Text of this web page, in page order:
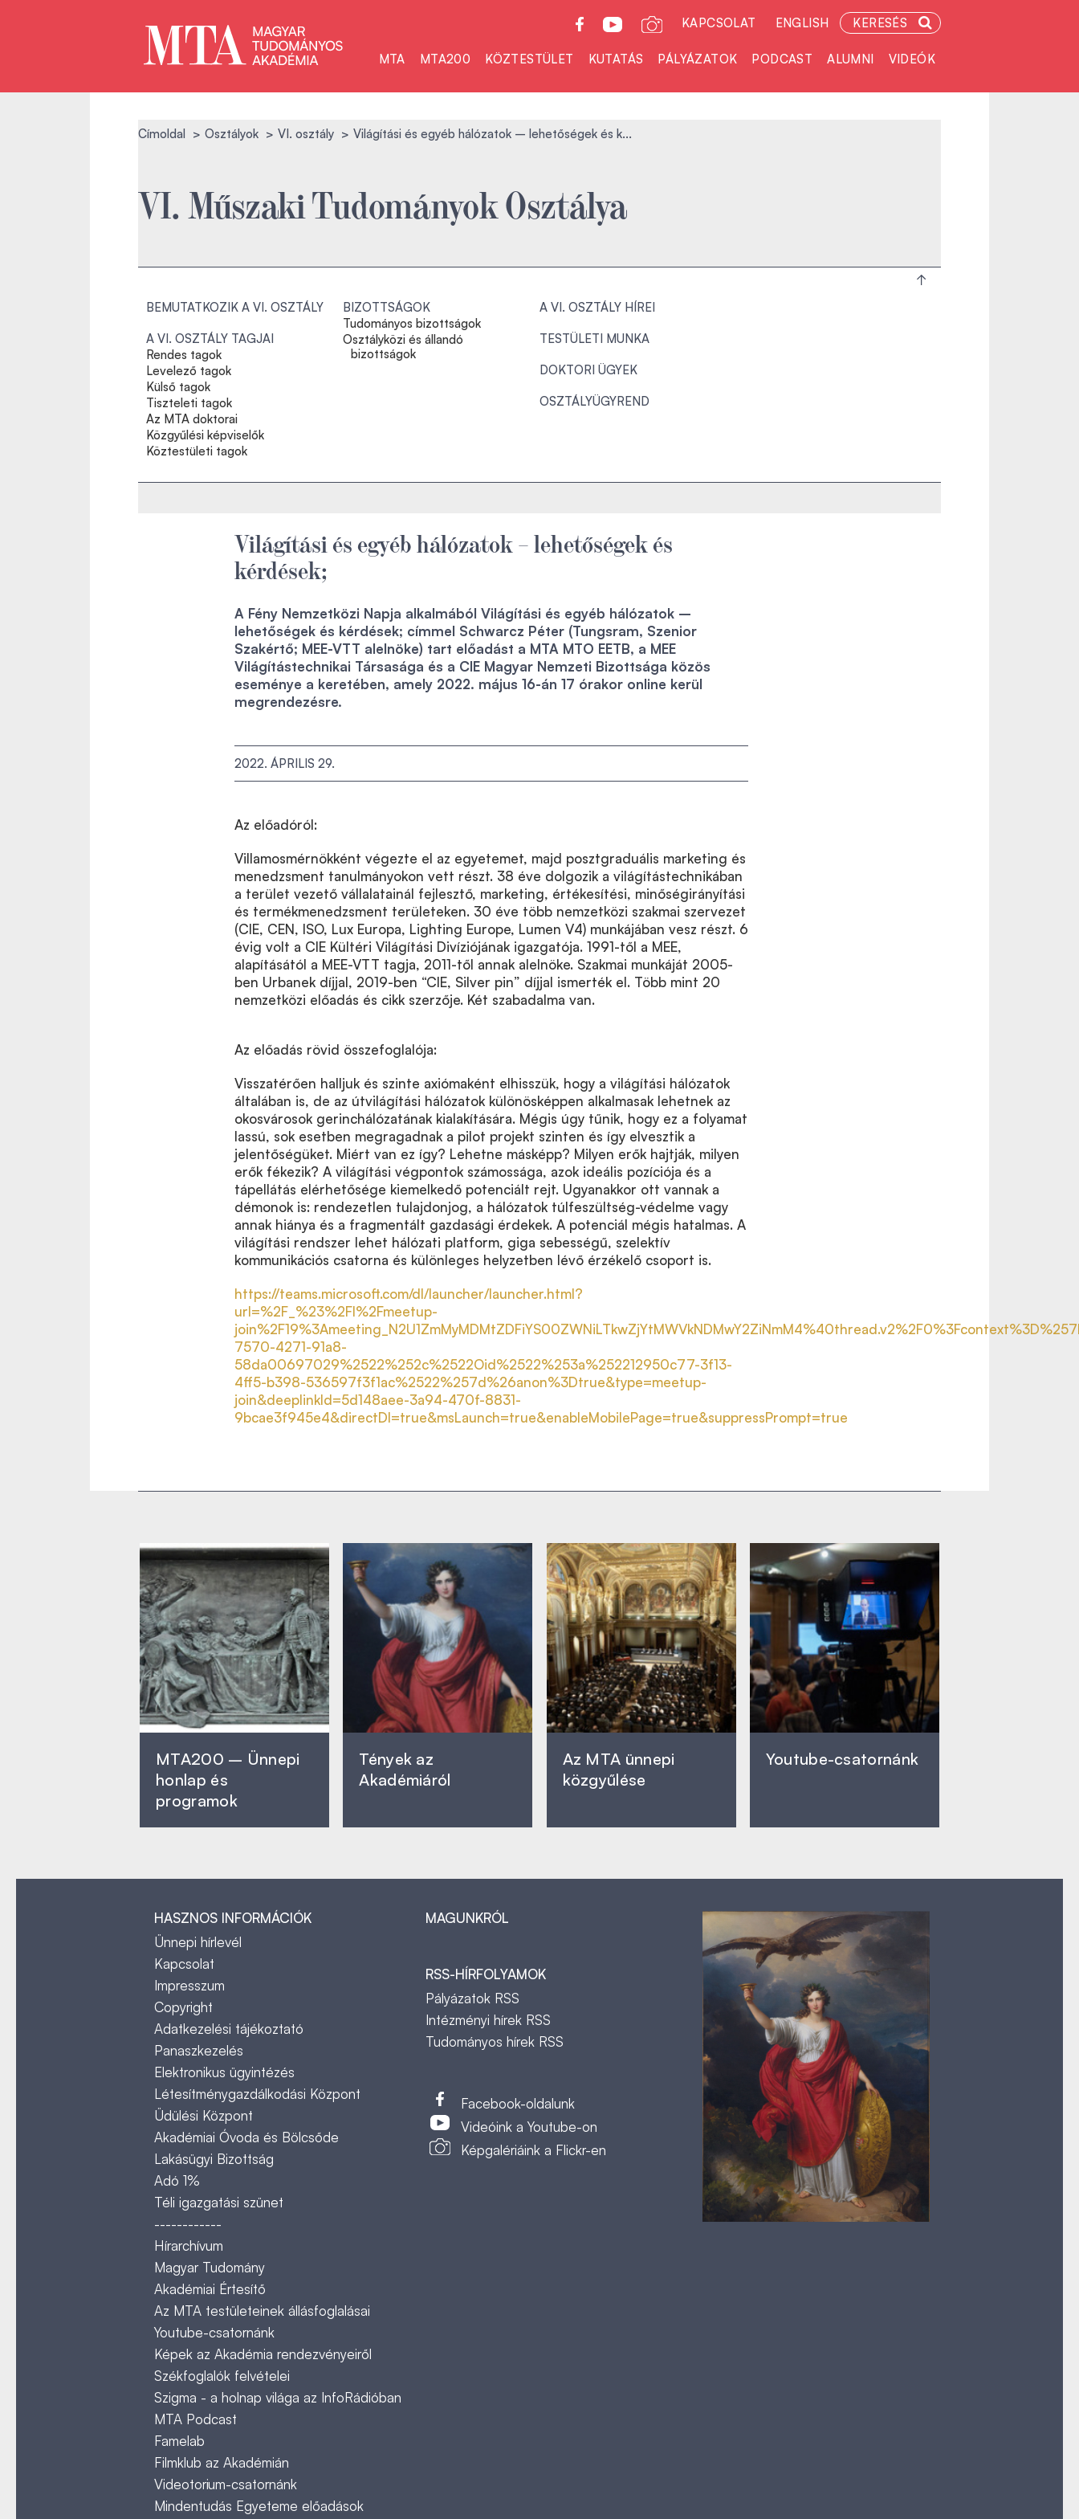
KAPCSOLAT ENGLISH KERESÉS
MTA MTA200 KÖZTESTÜLET KUTATÁS PÁLYÁZATOK PODCAST ALUMNI VIDEÓK
Címoldal Osztályok VI. osztály Világítási és egyéb hálózatok – lehetőségek és k...
VI. Műszaki Tudományok Osztálya
BEMUTATKOZIK A VI. OSZTÁLY
A VI. OSZTÁLY TAGJAI
Rendes tagok
Levelező tagok
Külső tagok
Tiszteleti tagok
Az MTA doktorai
Közgyűlési képviselők
Köztestületi tagok
BIZOTTSÁGOK
Tudományos bizottságok
Osztályközi és állandó
bizottságok
A VI. OSZTÁLY HÍREI
TESTÜLETI MUNKA
DOKTORI ÜGYEK
OSZTÁLYÜGYREND
Világítási és egyéb hálózatok – lehetőségek és
kérdések;
A Fény Nemzetközi Napja alkalmából Világítási és egyéb hálózatok –
lehetőségek és kérdések; címmel Schwarcz Péter (Tungsram, Szenior
Szakértő; MEE-VTT alelnöke) tart előadást a MTA MTO EETB, a MEE
Világítástechnikai Társasága és a CIE Magyar Nemzeti Bizottsága közös
eseménye a keretében, amely 2022. május 16-án 17 órakor online kerül
megrendezésre.
2022. ÁPRILIS 29.
Az előadóról:
Villamosmérnökként végezte el az egyetemet, majd posztgraduális marketing és
menedzsment tanulmányokon vett részt. 38 éve dolgozik a világítástechnikában
a terület vezető vállalatainál fejlesztő, marketing, értékesítési, minőségirányítási
és termékmenedzsment területeken. 30 éve több nemzetközi szakmai szervezet
(CIE, CEN, ISO, Lux Europa, Lighting Europe, Lumen V4) munkájában vesz részt. 6
évig volt a CIE Kültéri Világítási Divíziójának igazgatója. 1991-től a MEE,
alapításától a MEE-VTT tagja, 2011-től annak alelnöke. Szakmai munkáját 2005-
ben Urbanek díjjal, 2019-ben “CIE, Silver pin” díjjal ismerték el. Több mint 20
nemzetközi előadás és cikk szerzője. Két szabadalma van.
Az előadás rövid összefoglalója:
Visszatérően halljuk és szinte axiómaként elhisszük, hogy a világítási hálózatok
általában is, de az útvilágítási hálózatok különösképpen alkalmasak lehetnek az
okosvárosok gerinchálózatának kialakítására. Mégis úgy tűnik, hogy ez a folyamat
lassú, sok esetben megragadnak a pilot projekt szinten és így elvesztik a
jelentőségüket. Miért van ez így? Lehetne másképp? Milyen erők hajtják, milyen
erők fékezik? A világítási végpontok számossága, azok ideális pozíciója és a
tápellátás elérhetősége kiemelkedő potenciált rejt. Ugyanakkor ott vannak a
démonok is: rendezetlen tulajdonjog, a hálózatok túlfeszültség-védelme vagy
annak hiánya és a fragmentált gazdasági érdekek. A potenciál mégis hatalmas. A
világítási rendszer lehet hálózati platform, giga sebességű, szelektív
kommunikációs csatorna és különleges helyzetben lévő érzékelő csoport is.
https://teams.microsoft.com/dl/launcher/launcher.html?
url=%2F_%23%2Fl%2Fmeetup-
7570-4271-91a8-
58da00697029%2522%252c%2522Oid%2522%253a%252212950c77-3f13-
4ff5-b398-536597f3f1ac%2522%257d%26anon%3Dtrue&type=meetup-
join&deeplinkId=5d148aee-3a94-470f-8831-
9bcae3f945e4&directDl=true&msLaunch=true&enableMobilePage=true&suppressPrompt=true
MTA200 – Ünnepi
honlap és
programok
Tények az
Akadémiáról
Az MTA ünnepi
közgyűlése
Youtube-csatornánk
HASZNOS INFORMÁCIÓK
Ünnepi hírlevél
Kapcsolat
Impresszum
Copyright
Adatkezelési tájékoztató
Panaszkezelés
Elektronikus ügyintézés
Létesítménygazdálkodási Központ
Üdülési Központ
Akadémiai Óvoda és Bölcsőde
Lakásügyi Bizottság
Adó 1%
Téli igazgatási szünet
------------
Hírarchívum
Magyar Tudomány
Akadémiai Értesítő
Az MTA testületeinek állásfoglalásai
Youtube-csatornánk
Képek az Akadémia rendezvényeiről
Székfoglalók felvételei
Szigma - a holnap világa az InfoRádióban
MTA Podcast
Famelab
Filmklub az Akadémián
Videotorium-csatornánk
Mindentudás Egyeteme előadások
MAGUNKRÓL
RSS-HÍRFOLYAMOK
Pályázatok RSS
Intézményi hírek RSS
Tudományos hírek RSS
Facebook-oldalunk
Videóink a Youtube-on
Képgalériáink a Flickr-en